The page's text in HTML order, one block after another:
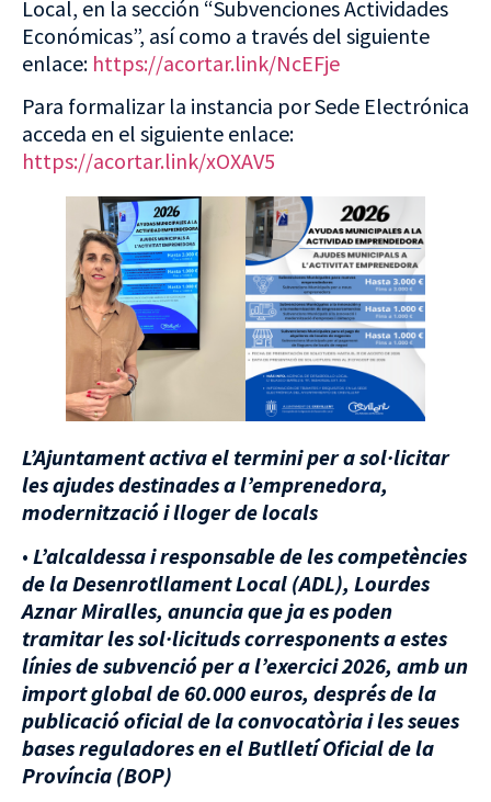
Local, en la sección “Subvenciones Actividades
Económicas”, así como a través del siguiente
enlace: https://acortar.link/NcEFje
Para formalizar la instancia por Sede Electrónica
acceda en el siguiente enlace:
https://acortar.link/xOXAV5
L’Ajuntament activa el termini per a sol·licitar
les ajudes destinades a l’emprenedora,
modernització i lloger de locals
• L’alcaldessa i responsable de les competències
de la Desenrotllament Local (ADL), Lourdes
Aznar Miralles, anuncia que ja es poden
tramitar les sol·licituds corresponents a estes
línies de subvenció per a l’exercici 2026, amb un
import global de 60.000 euros, després de la
publicació oficial de la convocatòria i les seues
bases reguladores en el Butlletí Oficial de la
Província (BOP)